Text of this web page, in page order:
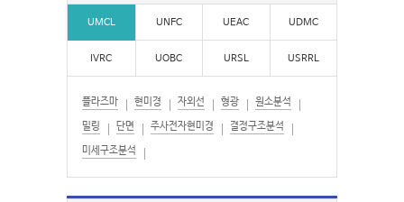
UMCL UNFC UEAC UDMC
IVRC UOBC URSL USRRL
플라즈마 현미경 자외선 형광 원소분석
밀링 단면 주사전자현미경 결정구조분석
미세구조분석